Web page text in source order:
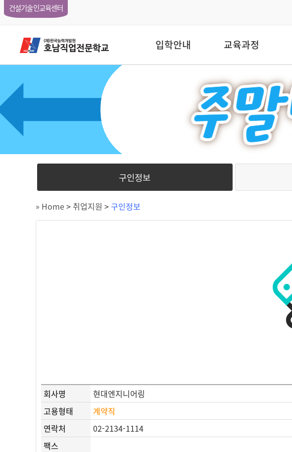
건설기술인교육센터
입학안내 교육과정
구인정보
» Home> 취업지원 >구인정보
회사명
현대엔지니어링
고용형태
계약직
연락처
02-2134-1114
팩스